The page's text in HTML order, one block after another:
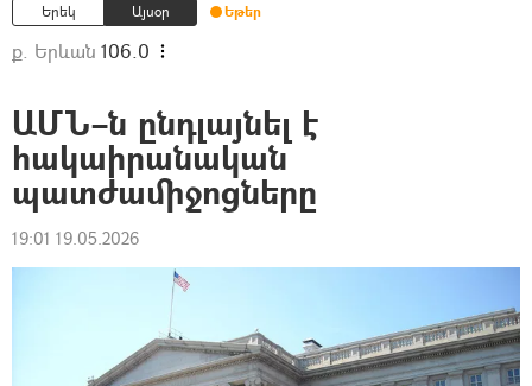
Երեկ Այսօր Եթեր
ք. Երևան 106.0
ԱՄՆ–ն ընդլայնել է
հակաիրանական
պատժամիջոցները
19:01 19.05.2026